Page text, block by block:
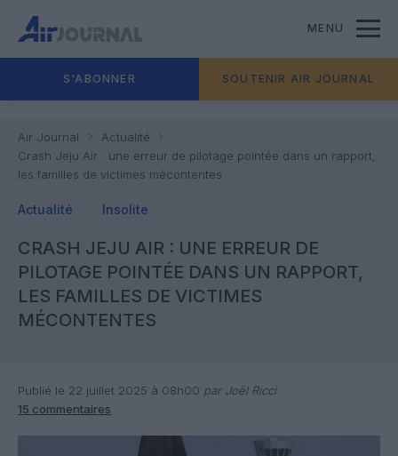
MENU
S'ABONNER SOUTENIR AIR JOURNAL
Air Journal
Actualité
Crash Jeju Air : une erreur de pilotage pointée dans un rapport,
les familles de victimes mécontentes
Actualité Insolite
CRASH JEJU AIR : UNE ERREUR DE
PILOTAGE POINTÉE DANS UN RAPPORT,
LES FAMILLES DE VICTIMES
MÉCONTENTES
Publié le 22 juillet 2025 à 08h00 par Joël Ricci
15 commentaires